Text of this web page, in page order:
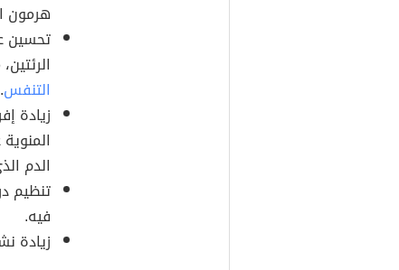
هرمون
تحسين
التنفس.
زيادة
الدم
تنظيم
فيه.
زيادة